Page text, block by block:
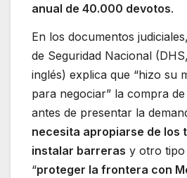
anual de 40.000 devotos.
En los documentos
de Seguridad Nacional
inglés) explica que “hizo su
para negociar” la compra
antes de presentar la
necesita apropiarse de los
instalar barreras y otro tipo
“proteger la frontera con